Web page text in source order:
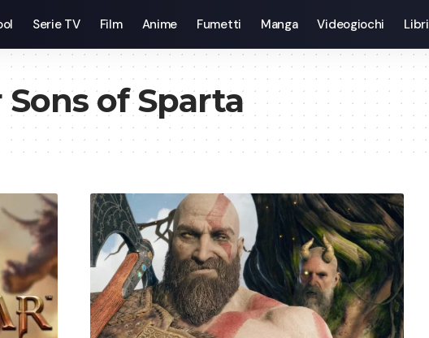
Serie TV Film Anime Fumetti Manga Videogiochi Libri
of Sparta